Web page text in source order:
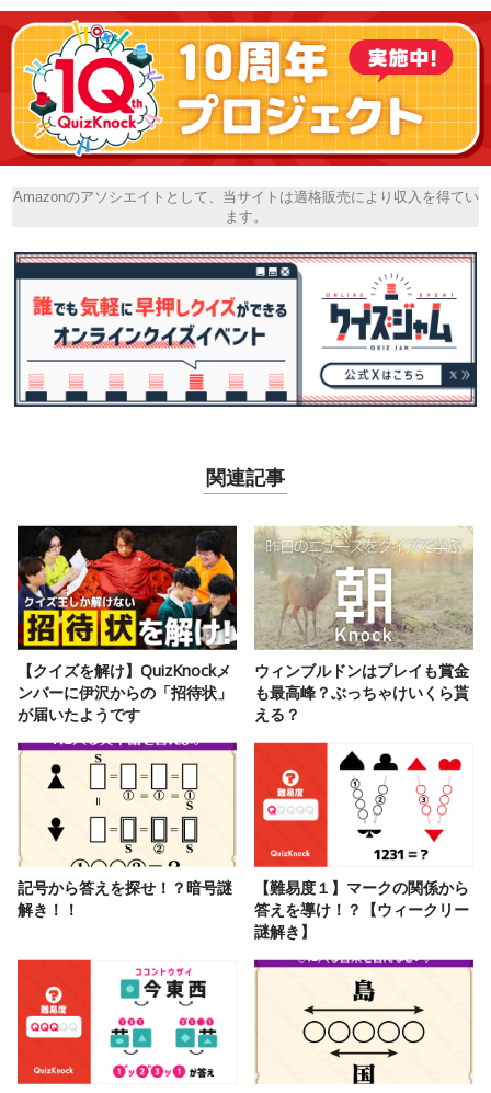
Amazonのアソシエイトとして、当サイトは適格販売により収入を得てい
ます。
関連記事
【クイズを解け】QuizKnockメ
ンバーに伊沢からの「招待状」
が届いたようです
ウィンブルドンはプレイも賞金
も最高峰？ぶっちゃけいくら貰
える？
記号から答えを探せ！？暗号謎
解き！！
【難易度１】マークの関係から
答えを導け！？【ウィークリー
謎解き】